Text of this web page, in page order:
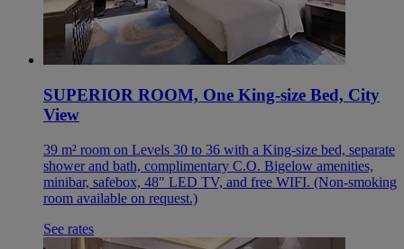
SUPERIOR ROOM, One King-size Bed, City
View
39 m² room on Levels 30 to 36 with a King-size bed, separate
shower and bath, complimentary C.O. Bigelow amenities,
minibar, safebox, 48" LED TV, and free WIFI. (Non-smoking
room available on request.)
See rates